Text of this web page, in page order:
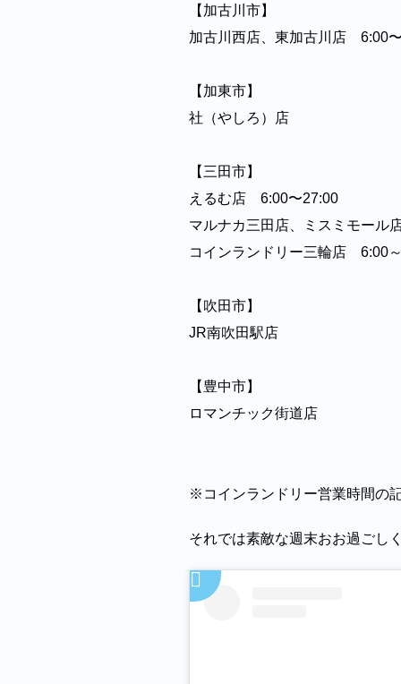
【加古川市】⁡⁡⁡⁡⁡
加古川西店、東加古川店 6:00
【加東市】⁡⁡⁡⁡⁡
社（やしろ）店⁡⁡⁡⁡⁡
【三田市】⁡⁡⁡⁡⁡
えるむ店 6:00〜27:00⁡⁡⁡⁡⁡
マルナカ三田店、ミスミモール
コインランドリー三輪店 6:00
【吹田市】⁡⁡⁡⁡⁡
JR南吹田駅店⁡⁡⁡⁡⁡
【豊中市】⁡⁡⁡⁡⁡
ロマンチック街道店⁡⁡⁡⁡⁡
※コインランドリー営業時間の
それでは素敵な週末おお過ごし